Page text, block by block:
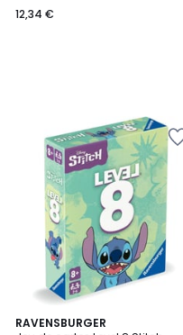
12,34 €
RAVENSBURGER